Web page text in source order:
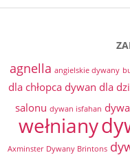
agnella angielskie dywany
dla chłopca dywan dla
salonu dywan isfahan
wełniany
Axminster Dywany Brintons